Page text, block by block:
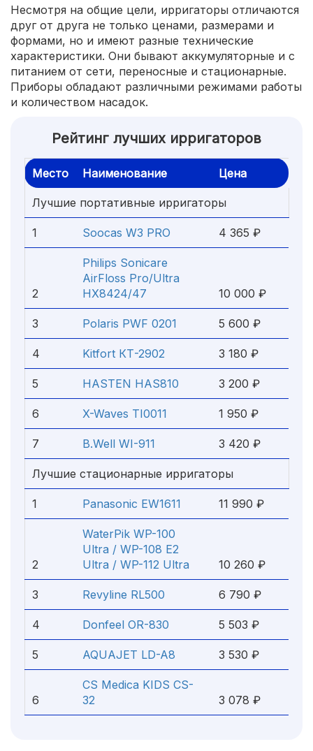
Несмотря на общие цели, ирригаторы отличаются
друг от друга не только ценами, размерами и
формами, но и имеют разные технические
характеристики. Они бывают аккумуляторные и с
питанием от сети, переносные и стационарные.
Приборы обладают различными режимами работы
и количеством насадок.
Рейтинг лучших ирригаторов
Место Наименование Цена
Лучшие портативные ирригаторы
1 Soocas W3 PRO 4 365 ₽
2
Philips Sonicare
AirFloss Pro/Ultra
HX8424/47
10 000 ₽
3 Polaris PWF 0201 5 600 ₽
4 Kitfort КТ-2902 3 180 ₽
5 HASTEN HAS810 3 200 ₽
6 X-Waves TI0011 1 950 ₽
7 B.Well WI-911 3 420 ₽
Лучшие стационарные ирригаторы
1 Panasonic EW1611 11 990 ₽
2
WaterPik WP-100
Ultra / WP-108 E2
Ultra / WP-112 Ultra
10 260 ₽
3 Revyline RL500 6 790 ₽
4 Donfeel OR-830 5 503 ₽
5 AQUAJET LD-A8 3 530 ₽
6
CS Medica KIDS CS-
32
3 078 ₽